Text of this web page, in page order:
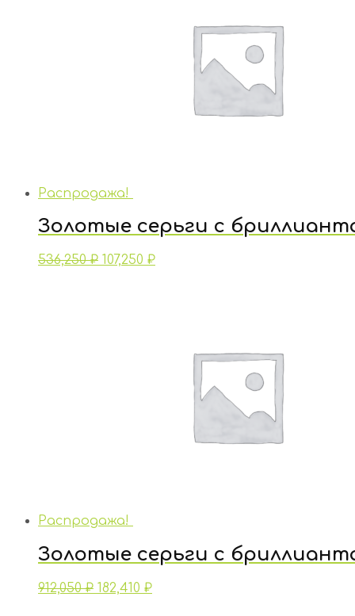
Распродажа!
Золотые серьги с
536,250₽ 107,250 ₽
Распродажа!
Золотые серьги с
912,050₽ 182,410 ₽